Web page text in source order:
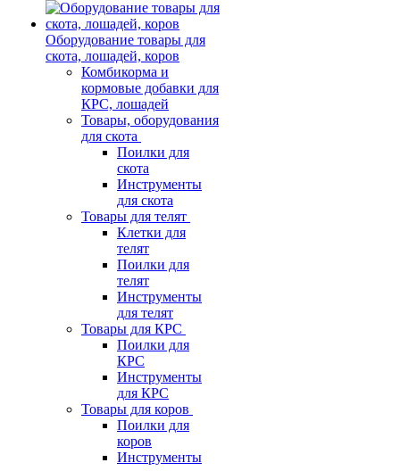
Оборудование товары для
скота, лошадей, коров
Комбикорма и
кормовые добавки для
КРС, лошадей
Товары, оборудования
для скота
Поилки для
скота
Инструменты
для скота
Товары для телят
Клетки для
телят
Поилки для
телят
Инструменты
для телят
Товары для КРС
Поилки для
КРС
Инструменты
для КРС
Товары для коров
Поилки для
коров
Инструменты